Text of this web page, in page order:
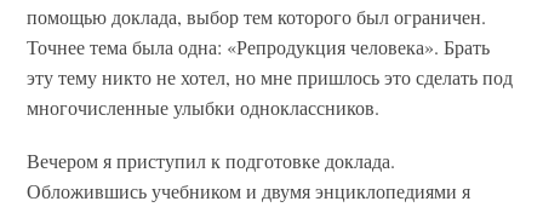
помощью доклада, выбор тем которого был ограничен.
Точнее тема была одна: «Репродукция человека». Брать
эту тему никто не хотел, но мне пришлось это сделать под
многочисленные улыбки одноклассников.
Вечером я приступил к подготовке доклада.
Обложившись учебником и двумя энциклопедиями я